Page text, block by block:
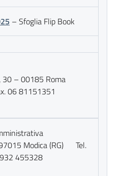
– Sfoglia Flip Book
30 – 00185 Roma
06 81151351
Modica (RG) Tel.
455328